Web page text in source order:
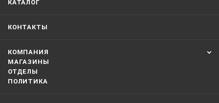
КАТАЛОГ
КОНТАКТЫ
КОМПАНИЯ
МАГАЗИНЫ
ОТДЕЛЫ
ПОЛИТИКА